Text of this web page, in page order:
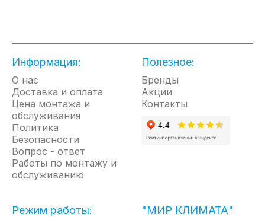
Информация:
О нас
Доставка и оплата
Цена монтажа и
обслуживания
Политика
Безопасности
Вопрос - ответ
Работы по монтажу и
обслуживанию
Полезное:
Бренды
Акции
Контакты
Режим работы: "МИР КЛИМАТА"